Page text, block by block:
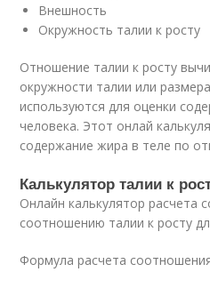
Внешность
Окружность талии к росту
Отношение талии к росту
окружности талии или
используются для оценки
человека. Этот онлай
содержание жира в теле по
Калькулятор талии к
Онлайн калькулятор расчета
соотношению талии к росту
Формула расчета